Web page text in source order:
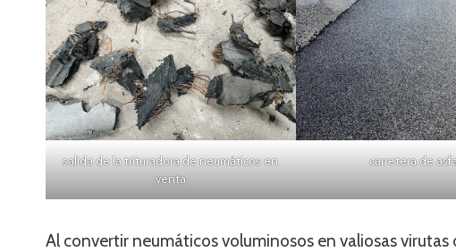
salida de la trituradora de neumáticos en
venta
carretera de
Al convertir neumáticos voluminosos en valiosas